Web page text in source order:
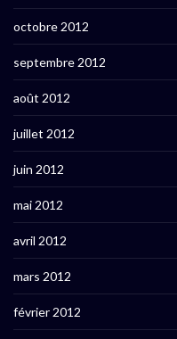
octobre 2012
septembre 2012
août 2012
juillet 2012
juin 2012
mai 2012
avril 2012
mars 2012
février 2012